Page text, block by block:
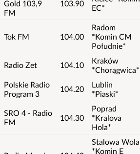
Gold 103,9
FM
103.90
EC*
Tok FM 104.00
Radom
*Komin CM
Południe*
Radio Zet 104.10
Kraków
*Chorągwica*
Polskie Radio
Program 3
104.20
Lublin
*Piaski*
SRO 4 - Radio
FM
104.30
Poprad
*Kralova
Hola*
Stalowa Wola
*Komin E